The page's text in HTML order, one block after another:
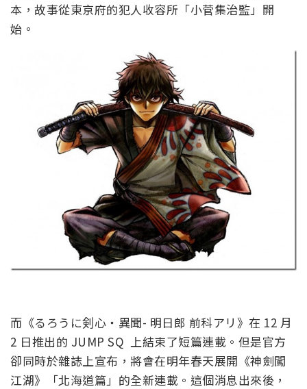
本，故事從東京府的犯人收容所「小菅集治監」開
始。
而《るろうに剣心・異聞- 明日郎 前科アリ》在 12 月
2 日推出的 JUMP SQ 上結束了短篇連載。但是官方
卻同時於雜誌上宣布，將會在明年春天展開《神劍闖
江湖》「北海道篇」的全新連載。這個消息出來後，